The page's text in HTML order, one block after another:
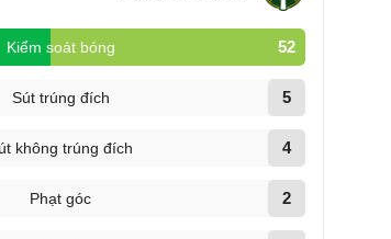
Kiểm soát bóng 52
Sút trúng đích 5
không trúng đích 4
Phạt góc 2